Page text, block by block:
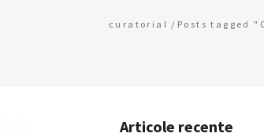
curatorial / Posts tagged
Articole recente